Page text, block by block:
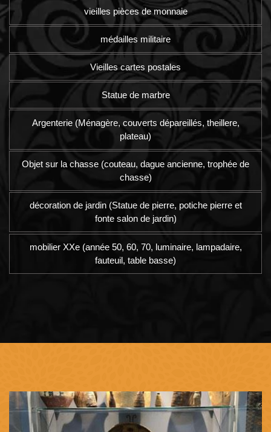
vieilles pièces de monnaie
médailles militaire
Vieilles cartes postales
Statue de marbre
Argenterie (Ménagère, couverts dépareillés, theillere,
plateau)
Objet sur la chasse (couteau, dague ancienne, trophée de
chasse)
décoration de jardin (Statue de pierre, potiche pierre et
fonte salon de jardin)
mobilier XXe (année 50, 60, 70, luminaire, lampadaire,
fauteuil, table basse)